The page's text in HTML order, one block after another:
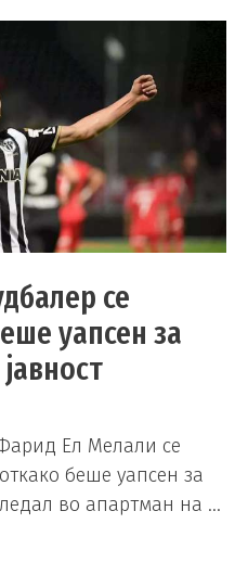
се
уапсен за
Ел Мелали се
беше уапсен за
во апартман на …